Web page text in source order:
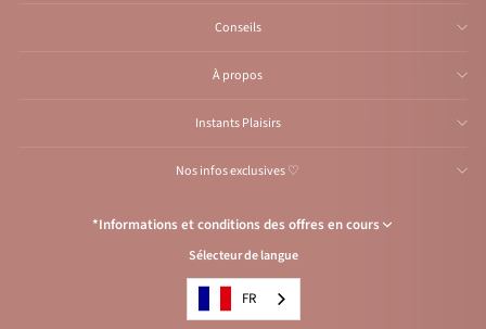
Conseils
À propos
Instants Plaisirs
Nos infos exclusives ♡
*Informations et conditions des offres en cours
Congés de l’Atelier du 1er au 23 août inclus: Aucune expédition et
traitement d'e-mail durant cette période, reprise
: Livraison offerte avec le code
envois vers la France en lettre suivie ou point relais et pour la Belgique,
Sélecteur de langue
FR